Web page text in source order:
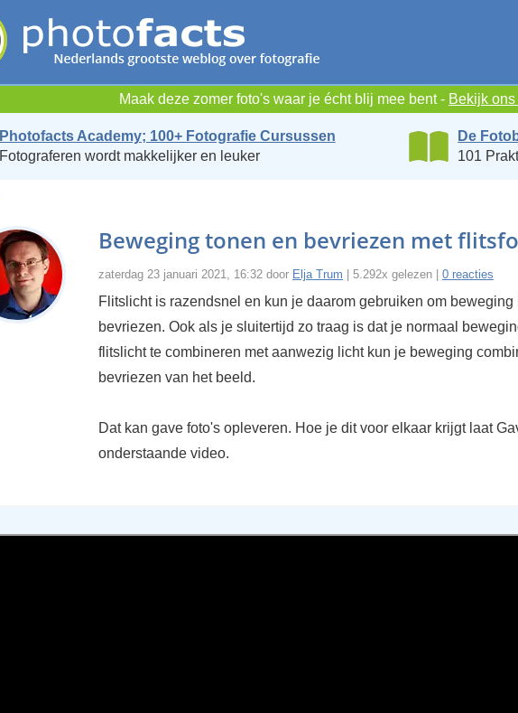
Maak deze zomer foto's waar je écht blij mee bent - Bekijk
Photofacts Academy; 100+ Fotografie Cursussen
Fotograferen wordt makkelijker en leuker
De
101
Beweging tonen en bevriezen met
zaterdag 23 januari 2021, 16:32 door Elja Trum | 5.292x gelezen | 0 reacties
Flitslicht is razendsnel en kun je daarom gebruiken om beweging
bevriezen. Ook als je sluitertijd zo traag is dat je normaal
flitslicht te combineren met aanwezig licht kun je beweging
bevriezen van het beeld.
Dat kan gave foto's opleveren. Hoe je dit voor elkaar krijgt laat
onderstaande video.